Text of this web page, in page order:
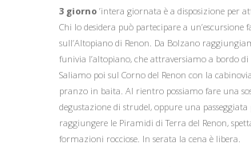
3 giorno ’intera giornata è a disposizione per
Chi lo desidera può partecipare a un’escursione
sull’Altopiano di Renon. Da Bolzano
funivia l’altopiano, che attraversiamo a bordo
Saliamo poi sul Corno del Renon con la
pranzo in baita. Al rientro possiamo fare una
degustazione di strudel, oppure una passeggiata
raggiungere le Piramidi di Terra del Renon,
formazioni rocciose. In serata la cena è libera.